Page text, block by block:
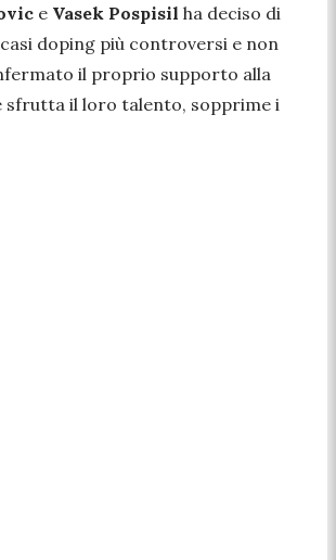
e Vasek Pospisil ha deciso di
doping più controversi e non
il proprio supporto alla
il loro talento, sopprime i